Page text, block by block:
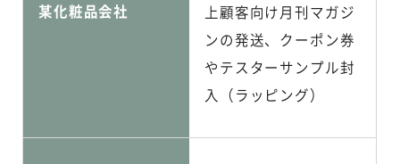
某化粧品会社
上顧客向け月刊マガジ
ンの発送、クーポン券
やテスターサンプル封
入（ラッピング）